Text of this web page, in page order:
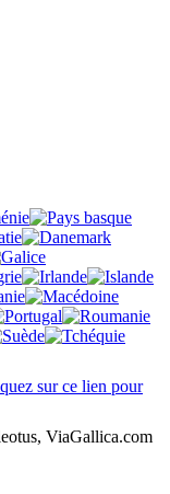
sur ce lien pour
ViaGallica.com